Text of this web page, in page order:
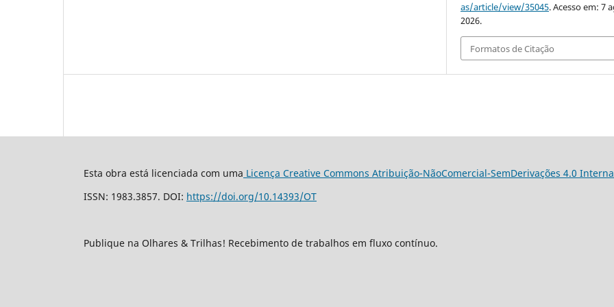
as/article/view/35045. Acesso em: 7
2026.
Formatos de Citação
Esta obra está licenciada com uma Licença Creative Commons Atribuição-NãoComercial-SemDerivações 4.0
ISSN: 1983.3857. DOI: https://doi.org/10.14393/OT
Publique na Olhares & Trilhas! Recebimento de trabalhos em fluxo contínuo.